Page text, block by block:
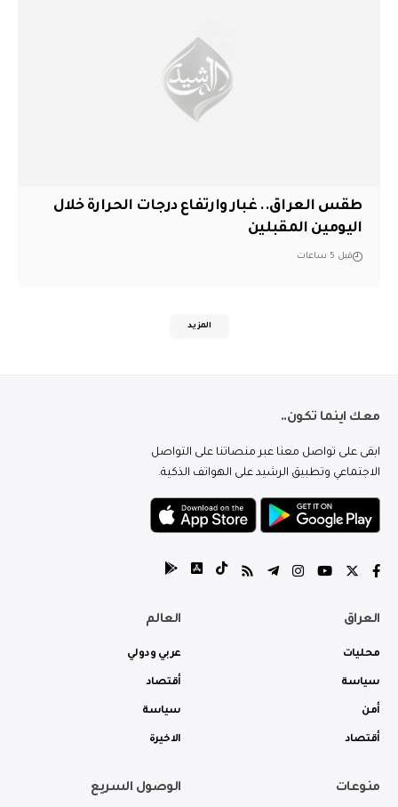
طقس العراق.. غبار وارتفاع درجات الحرارة خلال
اليومين المقبلين
قبل 5 ساعات
المزيد
معك اينما تكون..
ابقى على تواصل معنا عبر منصاتنا على التواصل
الاجتماعي وتطبيق الرشيد على الهواتف الذكية.
العراق
محليات
سياسة
أمن
أقتصاد
العالم
عربي ودولي
أقتصاد
سياسة
الاخيرة
منوعات الوصول السريع